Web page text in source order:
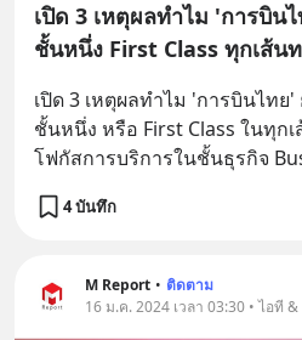
เปิด 3 เหตุผลทำไม 'การบิน
ชั้นหนึ่ง First Class ทุกเส้น
เปิด 3 เหตุผลทำไม 'การบินไทย
ชั้นหนึ่ง หรือ First Class ในทุก
โฟกัสการบริการในชั้นธุรกิจ
4 บันทึก
M Report • ติดตาม
16 ม.ค. 2024 เวลา 03:30 • ไอที